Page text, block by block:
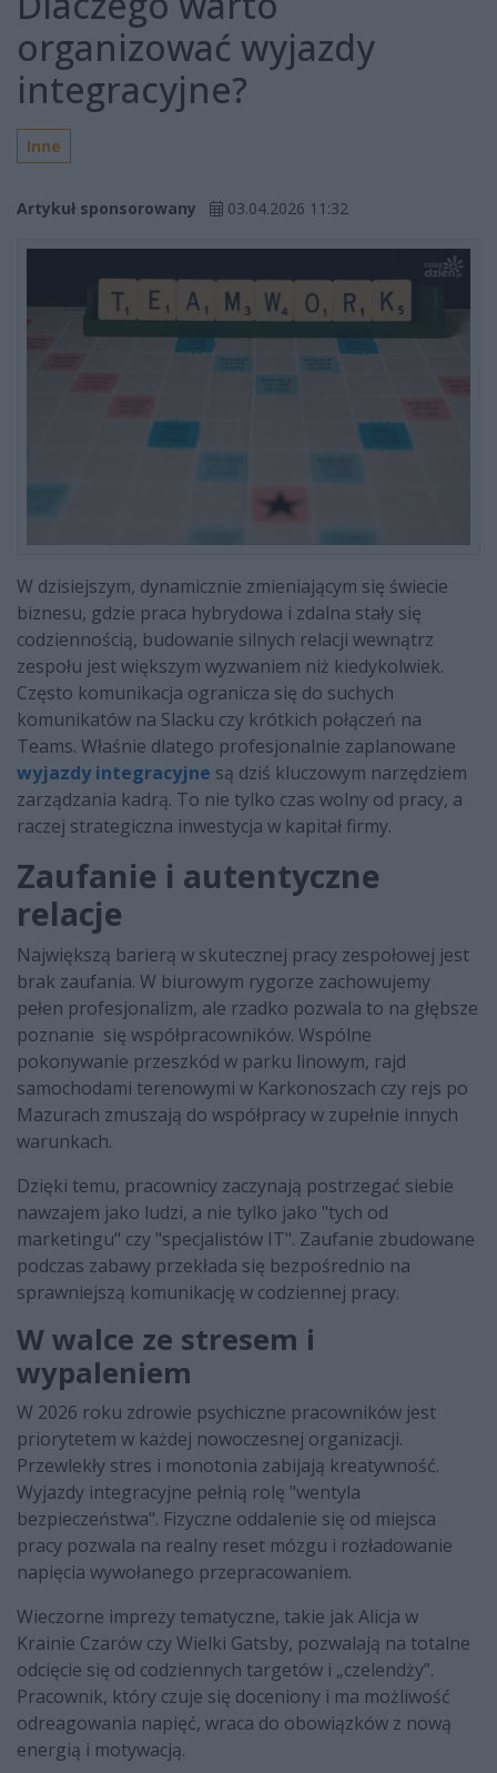
organizować wyjazdy
integracyjne?
Inne
Artykuł sponsorowany 03.04.2026 11:32
W dzisiejszym, dynamicznie zmieniającym się świecie
biznesu, gdzie praca hybrydowa i zdalna stały się
codziennością, budowanie silnych relacji wewnątrz
zespołu jest większym wyzwaniem niż kiedykolwiek.
Często komunikacja ogranicza się do suchych
komunikatów na Slacku czy krótkich połączeń na
Teams. Właśnie dlatego profesjonalnie zaplanowane
wyjazdy integracyjne są dziś kluczowym narzędziem
zarządzania kadrą. To nie tylko czas wolny od pracy, a
raczej strategiczna inwestycja w kapitał firmy.
Zaufanie i autentyczne
relacje
Największą barierą w skutecznej pracy zespołowej jest
brak zaufania. W biurowym rygorze zachowujemy
pełen profesjonalizm, ale rzadko pozwala to na głębsze
poznanie się współpracowników. Wspólne
pokonywanie przeszkód w parku linowym, rajd
samochodami terenowymi w Karkonoszach czy rejs po
Mazurach zmuszają do współpracy w zupełnie innych
warunkach.
Dzięki temu, pracownicy zaczynają postrzegać siebie
nawzajem jako ludzi, a nie tylko jako "tych od
marketingu" czy "specjalistów IT". Zaufanie zbudowane
podczas zabawy przekłada się bezpośrednio na
sprawniejszą komunikację w codziennej pracy.
W walce ze stresem i
wypaleniem
W 2026 roku zdrowie psychiczne pracowników jest
priorytetem w każdej nowoczesnej organizacji.
Przewlekły stres i monotonia zabijają kreatywność.
Wyjazdy integracyjne pełnią rolę "wentyla
bezpieczeństwa". Fizyczne oddalenie się od miejsca
pracy pozwala na realny reset mózgu i rozładowanie
napięcia wywołanego przepracowaniem.
Wieczorne imprezy tematyczne, takie jak Alicja w
Krainie Czarów czy Wielki Gatsby, pozwalają na totalne
odcięcie się od codziennych targetów i „czelendży”.
Pracownik, który czuje się doceniony i ma możliwość
odreagowania napięć, wraca do obowiązków z nową
energią i motywacją.